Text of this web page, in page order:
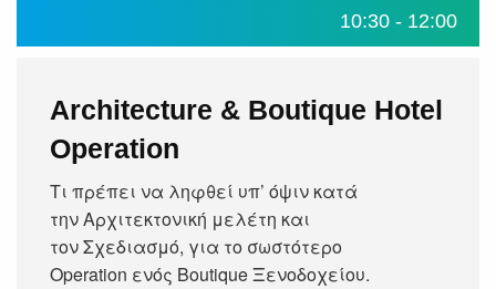
10:30 - 12:00
Architecture & Boutique Hotel
Operation
Τι πρέπει να ληφθεί υπ’ όψιν κατά
την Αρχιτεκτονική μελέτη και
τον Σχεδιασμό, για το σωστότερο
Operation ενός Boutique Ξενοδοχείου.